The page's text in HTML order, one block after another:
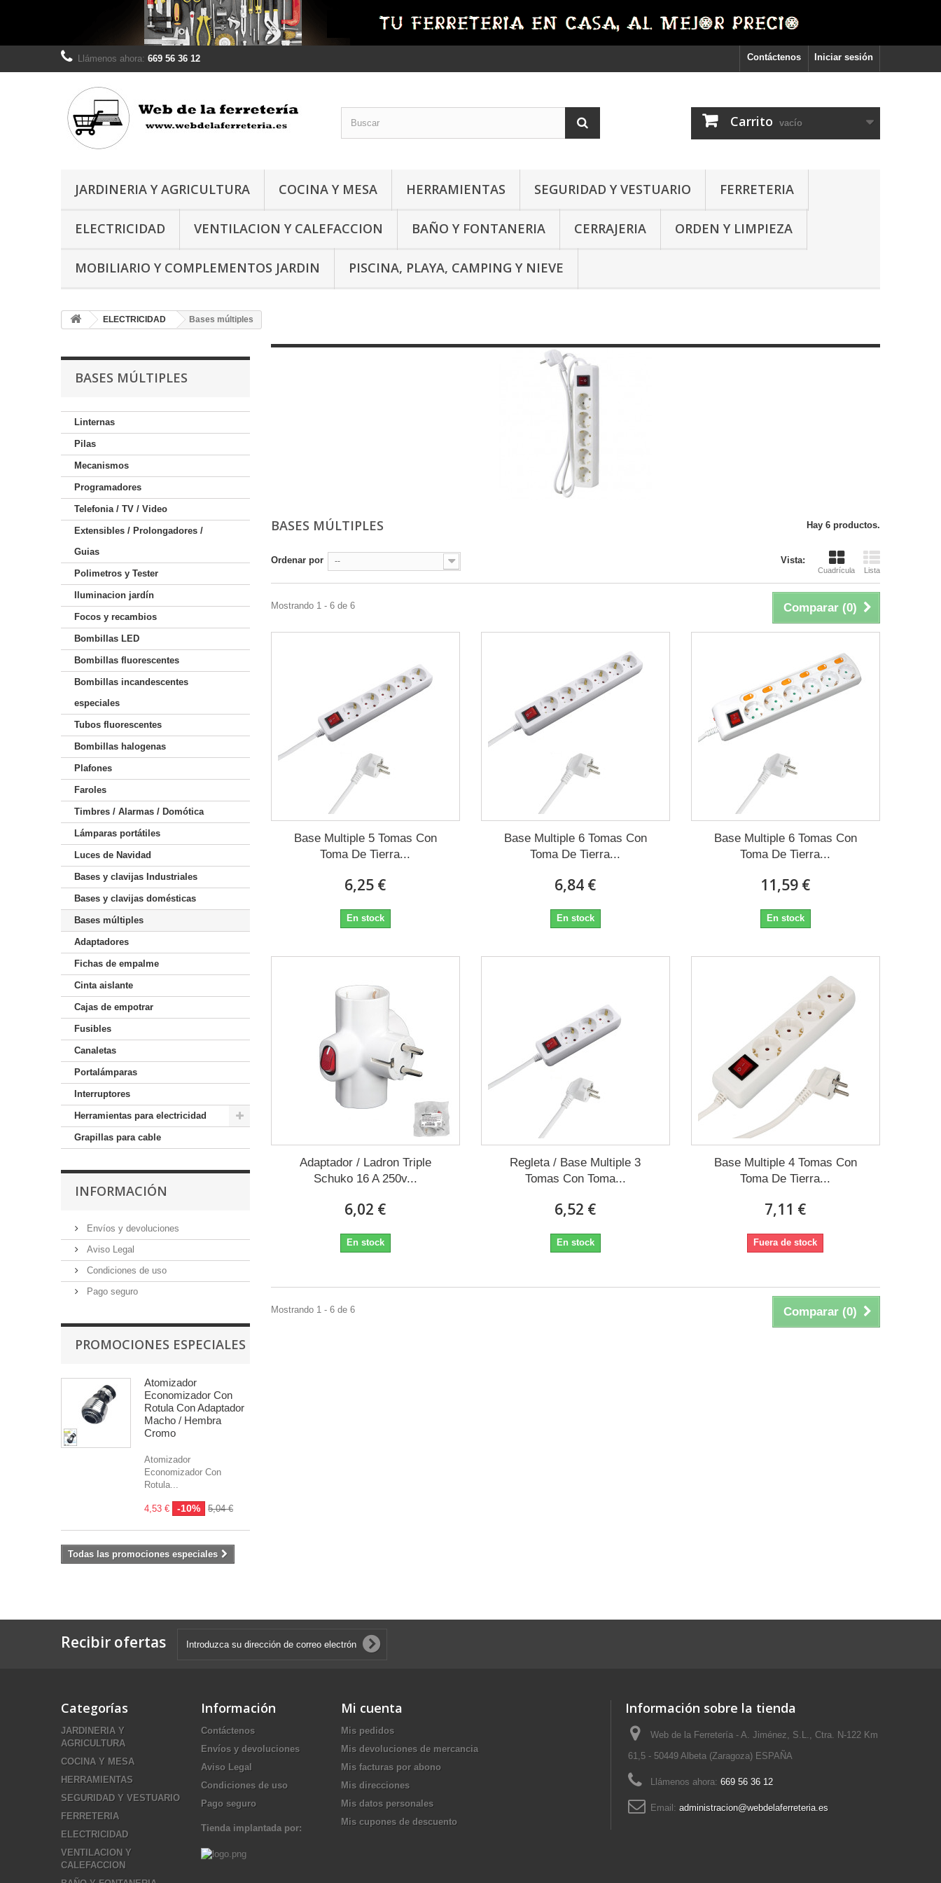
Iniciar sesión
Contáctenos
Llámenos ahora: 669 56 36 12
Carrito vacío
JARDINERIA Y AGRICULTURA COCINA Y MESA HERRAMIENTAS SEGURIDAD Y VESTUARIO FERRETERIA
ELECTRICIDAD VENTILACION Y CALEFACCION BAÑO Y FONTANERIA CERRAJERIA ORDEN Y LIMPIEZA
MOBILIARIO Y COMPLEMENTOS JARDIN PISCINA, PLAYA, CAMPING Y NIEVE
ELECTRICIDAD Bases múltiples
BASES MÚLTIPLES
Linternas
Pilas
Mecanismos
Programadores
Telefonia / TV / Video
Extensibles / Prolongadores /
Guias
Polimetros y Tester
Iluminacion jardín
Focos y recambios
Bombillas LED
Bombillas fluorescentes
Bombillas incandescentes
especiales
Tubos fluorescentes
Bombillas halogenas
Plafones
Faroles
Timbres / Alarmas / Domótica
Lámparas portátiles
Luces de Navidad
Bases y clavijas Industriales
Bases y clavijas domésticas
Bases múltiples
Adaptadores
Fichas de empalme
Cinta aislante
Cajas de empotrar
Fusibles
Canaletas
Portalámparas
Interruptores
Herramientas para electricidad
Grapillas para cable
INFORMACIÓN
Envíos y devoluciones
Aviso Legal
Condiciones de uso
Pago seguro
PROMOCIONES ESPECIALES
Atomizador
Economizador Con
Rotula Con Adaptador
Macho / Hembra
Cromo
Atomizador
Economizador Con
Rotula...
4,53 € -10% 5,04 €
Todas las promociones especiales
BASES MÚLTIPLES Hay 6 productos.
Vista:
Cuadrícula Lista
Ordenar por --
Comparar (0)
Mostrando 1 - 6 de 6
Base Multiple 5 Tomas Con
Toma De Tierra...
6,25 €
En stock
Base Multiple 6 Tomas Con
Toma De Tierra...
6,84 €
En stock
Base Multiple 6 Tomas Con
Toma De Tierra...
11,59 €
En stock
Adaptador / Ladron Triple
Schuko 16 A 250v...
6,02 €
En stock
Regleta / Base Multiple 3
Tomas Con Toma...
6,52 €
En stock
Base Multiple 4 Tomas Con
Toma De Tierra...
7,11 €
Fuera de stock
Comparar (0)
Mostrando 1 - 6 de 6
Recibir ofertas
Categorías
JARDINERIA Y
AGRICULTURA
COCINA Y MESA
HERRAMIENTAS
SEGURIDAD Y VESTUARIO
FERRETERIA
ELECTRICIDAD
VENTILACION Y
CALEFACCION
Información
Contáctenos
Envíos y devoluciones
Aviso Legal
Condiciones de uso
Pago seguro
Tienda implantada por:
Mi cuenta
Mis pedidos
Mis devoluciones de mercancia
Mis facturas por abono
Mis direcciones
Mis datos personales
Mis cupones de descuento
Información sobre la tienda
Web de la Ferretería - A. Jiménez, S.L., Ctra. N-122 Km
61,5 - 50449 Albeta (Zaragoza) ESPAÑA
Llámenos ahora: 669 56 36 12
Email: administracion@webdelaferreteria.es